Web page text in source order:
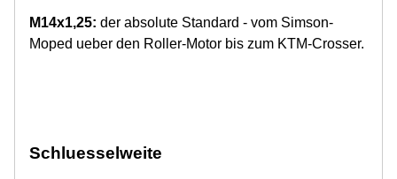
M14x1,25: der absolute Standard - vom Simson-
Moped ueber den Roller-Motor bis zum KTM-Crosser.
Schluesselweite